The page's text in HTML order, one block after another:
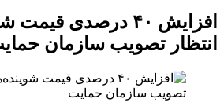
افزایش ۴۰ درصدی
انتظار تصویب سازمان